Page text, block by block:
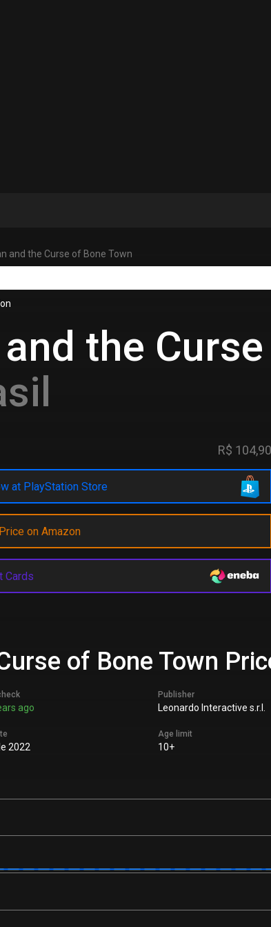
and the Curse of Bone Town
the
R$ 104,90
at PlayStation Store
on Amazon
Cards
of Bone Town
ago
2022
Publisher
Leonardo Interactive s.r.l.
Age limit
10+